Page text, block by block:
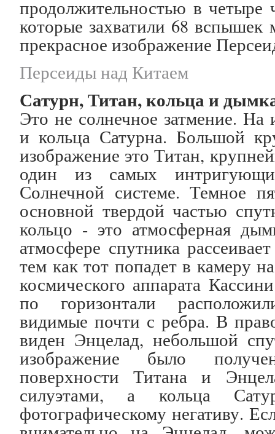
продолжительностью в четыре
которые захватили 68 вспышек
прекрасное изображение
Персеиды над Китаем
Сатурн, Титан, кольца и
Это не солнечное затмение.
и кольца Сатурна. Большой
изображение это Титан,
один из самых
Солнечной системе. Темное
основной твердой частью
кольцо - это атмосферная
атмосфере спутника
тем как тот попадет в камеру
космического аппарата
по горизонтали
видимые почти с ребра. В
виден Энцелад, небольшой
изображение было
поверхности Титана и
силуэтами, а кольца
фотографическому негативу.